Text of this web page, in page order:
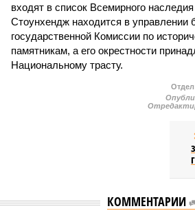
входят в список Всемирного
Стоунхендж находится в управлении
государственной Комиссии по
памятникам, а его окрестности
Национальному трасту.
КОММЕНТАРИИ